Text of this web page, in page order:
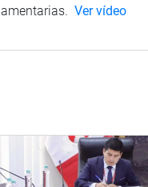
Ver vídeo